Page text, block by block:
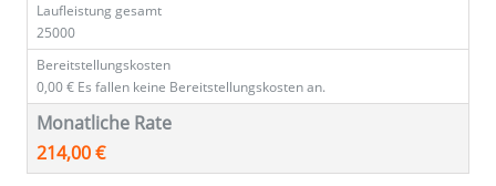
Laufleistung gesamt
25000
Bereitstellungskosten
0,00 € Es fallen keine Bereitstellungskosten an.
Monatliche Rate
214,00 €